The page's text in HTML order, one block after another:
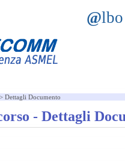
@
Dettagli Documento
- Dettagli